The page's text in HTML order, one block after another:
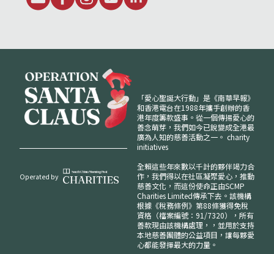
Operated by
「愛心聖誕大行動」是《南華早報》
和香港電台在1988年攜手創辦的香
港年度籌款盛事。從一個傳揚愛心的
善念萌芽，我們如今已銳變成全港最
廣為人知的慈善活動之一。 charity
initiatives
全賴這些年來數以千計的夥伴竭力合
作，我們得以在社區凝聚愛心，推動
慈善文化，而這份使命正由SCMP
Charities Limited傳承下去。該機構
根據《稅務條例》第88條獲得免稅
資格（檔案編號：91/7320），所有
善款現由該機構處理，，並用於支持
本地慈善團體的公益項目，讓每夥愛
心都能發揮最大的力量。